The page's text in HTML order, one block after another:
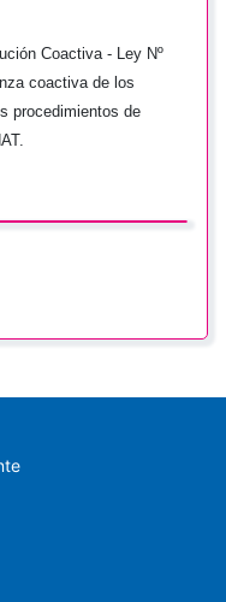
Coactiva - Ley Nº
coactiva de los
procedimientos de